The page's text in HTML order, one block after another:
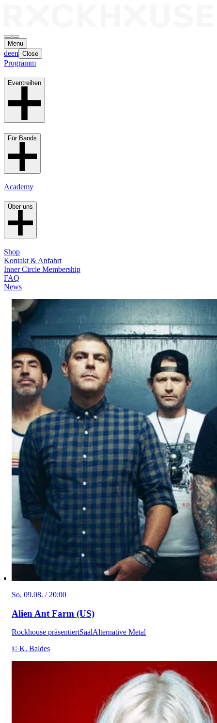
Menu
deen Close
Programm
Eventreihen
Für Bands
Academy
Über uns
Shop
Kontakt & Anfahrt
Inner Circle Membership
FAQ
News
So, 09.08. / 20:00
Alien Ant Farm (US)
Rockhouse präsentiertSaalAlternative Metal
© K. Baldes